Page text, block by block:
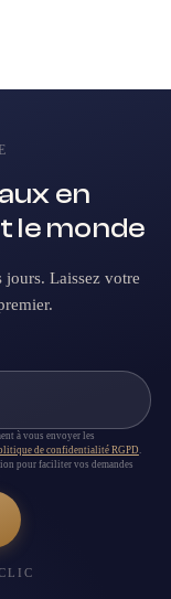
en
le monde
jours. Laissez votre
à vous envoyer les
de confidentialité RGPD
pour faciliter vos demandes